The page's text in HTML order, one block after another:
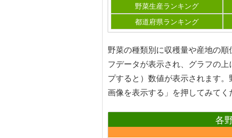
野菜生産ランキング
都道府県ランキング
野菜の種類別に収穫量や産地の
フデータが表示され、グラフの
プすると）数値が表示されます
画像を表示する」を押してみてく
各